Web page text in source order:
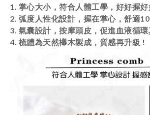
1. 掌心大小，符合人體工學，好好握好
2. 弧度人性化設計，握在掌心，舒適
3. 氣囊設計，按摩頭皮，促進血液循環
4. 梳體為天然櫸木製成，質感再升級 !